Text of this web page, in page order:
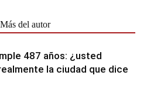
Más del autor
487 años: ¿usted
la ciudad que dice